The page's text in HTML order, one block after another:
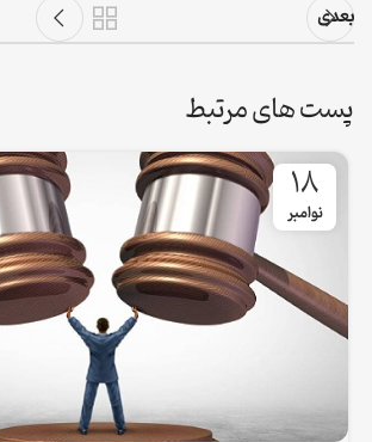
بعدی
پست های مرتبط
18
نوامبر